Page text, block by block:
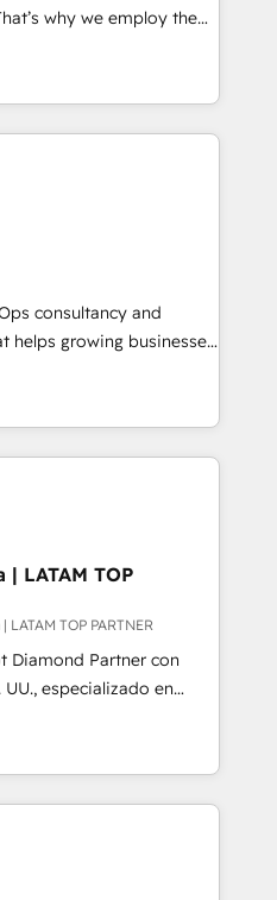
Skilled in-house
external platforms.
across Belgium, The
Farmaline, Agilitas,
technology in our
enablement and
month-on-month
These methods
budget is being used
not feasible with
sick of wasting budget
their outdated methods,
high-quality leads
buying cycle with
process, technology and
consultancy and
helps growing businesses
revenue-driving
Africa and London,
that aligns sales,
down silos, and gives
source of truth to
and better decision-
onboarding and CRM
sales and customer
Rogan, CEO of
we can do better and be
LATAM TOP
TOP PARTNER
Diamond Partner con
UU., especializado en
integraciones API y
con IA. Con
hemos liderado 100+
HubSpot con SAP,
financieras,
Nuestro equipo
inglés y portugués,